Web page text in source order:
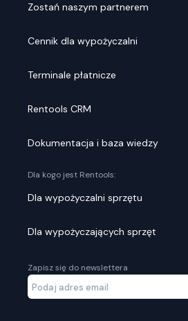
Zostań naszym partnerem
Cennik dla wypożyczalni
Terminale płatnicze
Rentools CRM
Dokumentacja i baza wiedzy
Dla kogo jest Rentools:
Dla wypożyczalni sprzętu
Dla wypożyczających sprzęt
Zapisz się do newslettera